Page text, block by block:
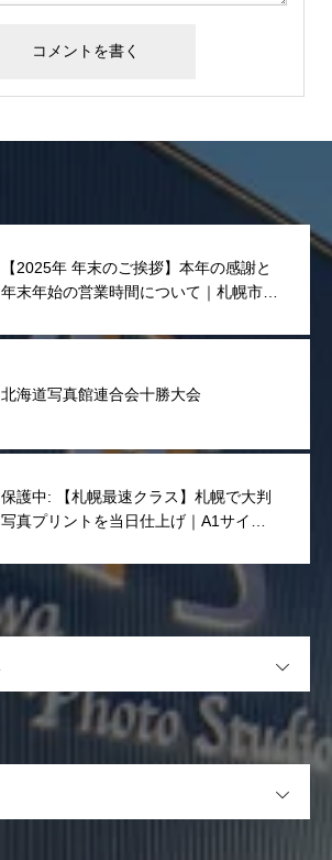
【2025年 年末のご挨拶】本年の感謝と
年末年始の営業時間について｜札幌市東
北海道写真館連合会十勝大会
保護中: 【札幌最速クラス】札幌で大判
写真プリントを当日仕上げ｜A1サイズ